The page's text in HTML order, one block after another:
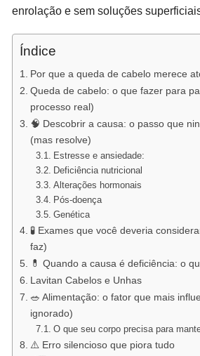
enrolação e sem soluções
Índice
Por que a queda de cabelo merece
Queda de cabelo: o que fazer para
processo real)
🧠 Descobrir a causa: o passo que
(mas resolve)
Estresse e ansiedade:
Deficiência nutricional
Alterações hormonais
Pós-doença
Genética
🧪 Exames que você deveria
faz)
💊 Quando a causa é deficiência: o
Lavitan Cabelos e Unhas
🥗 Alimentação: o fator que mais
ignorado)
O que seu corpo precisa para
⚠️ Erro silencioso que piora tudo